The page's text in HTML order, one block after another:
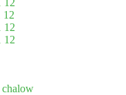
12
12
12
chalow